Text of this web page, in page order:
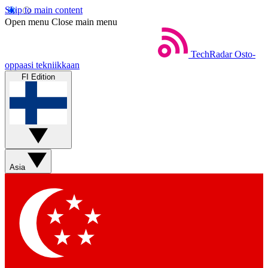
Skip to main content
Open menu Close main menu
TechRadar Osto-
oppaasi tekniikkaan
FI Edition
Asia